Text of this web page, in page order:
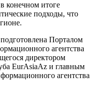
конечном итоге
подходы, что
Порталом
агентства
директором
EurAsiaAz и главным
агентства